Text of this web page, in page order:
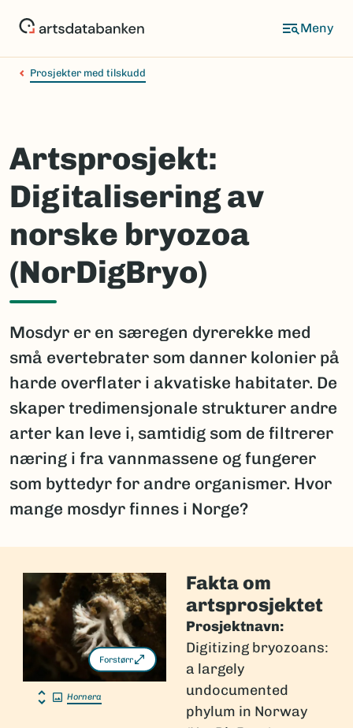
Prosjekter med tilskudd
Artsprosjekt:
Digitalisering av
norske bryozoa
(NorDigBryo)
Mosdyr er en særegen dyrerekke med
små evertebrater som danner kolonier på
harde overflater i akvatiske habitater. De
skaper tredimensjonale strukturer andre
arter kan leve i, samtidig som de filtrerer
næring i fra vannmassene og fungerer
som byttedyr for andre organismer. Hvor
mange mosdyr finnes i Norge?
Forstørr
Hornera
Fakta om
artsprosjektet
Prosjektnavn:
Digitizing bryozoans:
a largely
undocumented
phylum in Norway